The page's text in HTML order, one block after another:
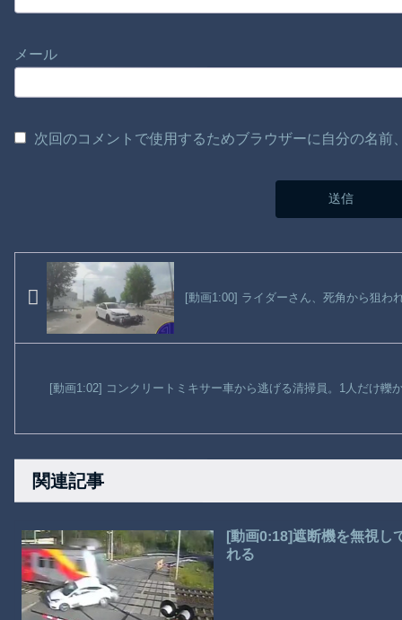
メール
次回のコメントで使用するためブラウザーに自分の名
[動画1:00] ライダーさん、死角から狙わ
[動画1:02] コンクリートミキサー車から逃げる清掃員。1人だけ轢
関連記事
[動画0:18]遮断機を無視し
れる